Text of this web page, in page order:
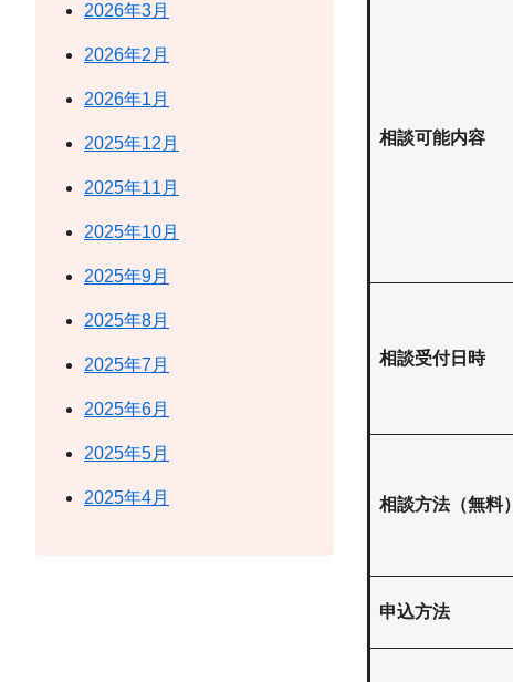
相談可能内容
相談受付日時
相談方法（無料）
申込方法
2026年3月
2026年2月
2026年1月
2025年12月
2025年11月
2025年10月
2025年9月
2025年8月
2025年7月
2025年6月
2025年5月
2025年4月